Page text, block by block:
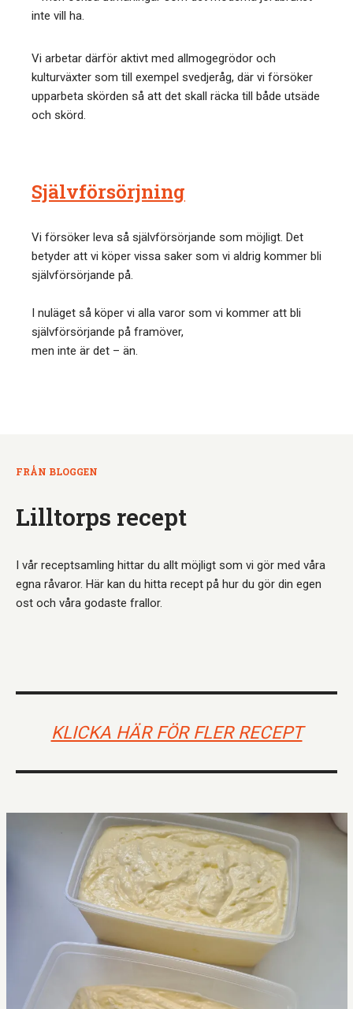
inte vill ha.
Vi arbetar därför aktivt med allmogegrödor och
kulturväxter som till exempel svedjeråg, där vi försöker
upparbeta skörden så att det skall räcka till både utsäde
och skörd.
Självförsörjning
Vi försöker leva så självförsörjande som möjligt. Det
betyder att vi köper vissa saker som vi aldrig kommer bli
självförsörjande på.
I nuläget så köper vi alla varor som vi kommer att bli
självförsörjande på framöver,
men inte är det – än.
FRÅN BLOGGEN
Lilltorps recept
I vår receptsamling hittar du allt möjligt som vi gör med våra
egna råvaror. Här kan du hitta recept på hur du gör din egen
ost och våra godaste frallor.
KLICKA HÄR FÖR FLER RECEPT